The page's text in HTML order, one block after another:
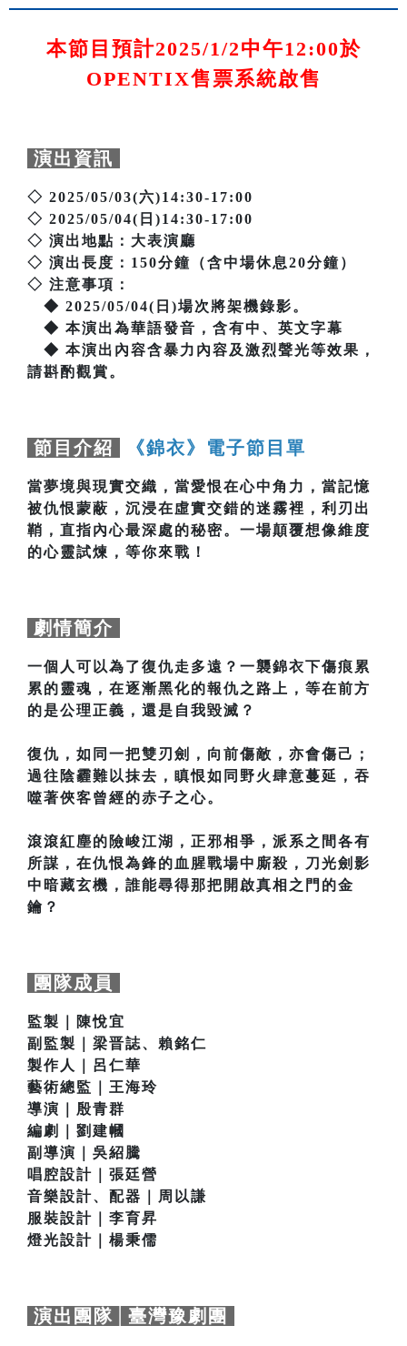
本節目預計2025/1/2中午12:00於
OPENTIX售票系統啟售
演出資訊
◇ 2025/05/03(六)14:30-17:00
◇ 2025/05/04(日)14:30-17:00
◇ 演出地點：大表演廳
◇ 演出長度：150分鐘（含中場休息20分鐘）
◇ 注意事項：
◆ 2025/05/04(日)場次將架機錄影。
◆ 本演出為華語發音，含有中、英文字幕
◆ 本演出內容含暴力內容及激烈聲光等效果，
請斟酌觀賞。
節目介紹 《錦衣》電子節目單
當夢境與現實交織，當愛恨在心中角力，當記憶
被仇恨蒙蔽，沉浸在虛實交錯的迷霧裡，利刃出
鞘，直指內心最深處的秘密。一場顛覆想像維度
的心靈試煉，等你來戰！
劇情簡介
一個人可以為了復仇走多遠？一襲錦衣下傷痕累
累的靈魂，在逐漸黑化的報仇之路上，等在前方
的是公理正義，還是自我毀滅？
復仇，如同一把雙刃劍，向前傷敵，亦會傷己；
過往陰霾難以抹去，瞋恨如同野火肆意蔓延，吞
噬著俠客曾經的赤子之心。
滾滾紅塵的險峻江湖，正邪相爭，派系之間各有
所謀，在仇恨為鋒的血腥戰場中廝殺，刀光劍影
中暗藏玄機，誰能尋得那把開啟真相之門的金
鑰？
團隊成員
監製｜陳悅宜
副監製｜梁晋誌、賴銘仁
製作人｜呂仁華
藝術總監｜王海玲
導演｜殷青群
編劇｜劉建幗
副導演｜吳紹騰
唱腔設計｜張廷營
音樂設計、配器｜周以謙
服裝設計｜李育昇
燈光設計｜楊秉儒
演出團隊│臺灣豫劇團